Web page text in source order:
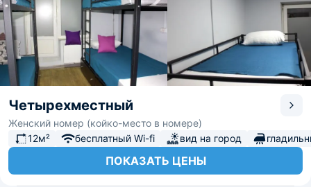
Четырехместный
Женский номер (койко-место в номере)
12м²
бесплатный Wi-fi вид на город
ПОКАЗАТЬ ЦЕНЫ